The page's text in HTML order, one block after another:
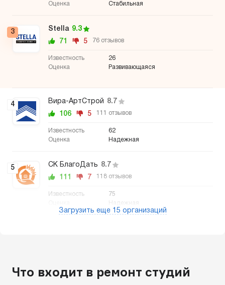
Стабильная
3 Stella 9.3
26
Развивающаяся
71 5 76 отзывов
4 Вира-АртСтрой 8.7
62
Надежная
106 5 111 отзывов
5 СК БлагоДать 8.7
75
Надежная
111 7 118 отзывов
Загрузить еще 15 организаций
Что входит в ремонт студий